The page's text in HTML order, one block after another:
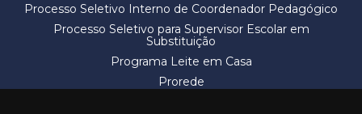
Processo Seletivo Interno de Coordenador Pedagógico
Processo Seletivo para Supervisor Escolar em
Substituição
Programa Leite em Casa
Prorede